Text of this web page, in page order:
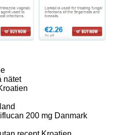
nätet
200 mg Danmark